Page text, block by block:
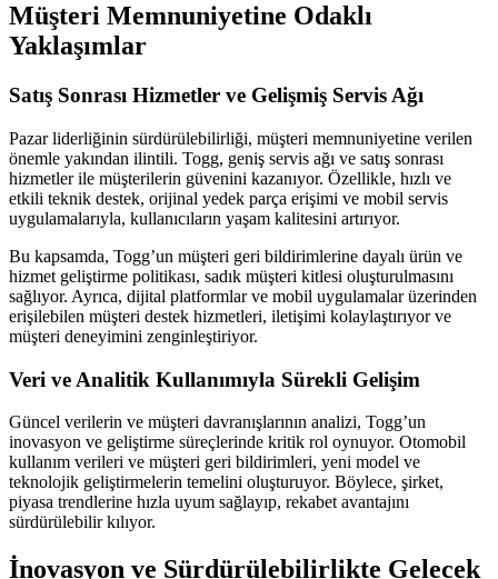
Müşteri Memnuniyetine Odaklı
Yaklaşımlar
Satış Sonrası Hizmetler ve Gelişmiş Servis Ağı
Pazar liderliğinin sürdürülebilirliği, müşteri memnuniyetine verilen
önemle yakından ilintili. Togg, geniş servis ağı ve satış sonrası
hizmetler ile müşterilerin güvenini kazanıyor. Özellikle, hızlı ve
etkili teknik destek, orijinal yedek parça erişimi ve mobil servis
uygulamalarıyla, kullanıcıların yaşam kalitesini artırıyor.
Bu kapsamda, Togg’un müşteri geri bildirimlerine dayalı ürün ve
hizmet geliştirme politikası, sadık müşteri kitlesi oluşturulmasını
sağlıyor. Ayrıca, dijital platformlar ve mobil uygulamalar üzerinden
erişilebilen müşteri destek hizmetleri, iletişimi kolaylaştırıyor ve
müşteri deneyimini zenginleştiriyor.
Veri ve Analitik Kullanımıyla Sürekli Gelişim
Güncel verilerin ve müşteri davranışlarının analizi, Togg’un
inovasyon ve geliştirme süreçlerinde kritik rol oynuyor. Otomobil
kullanım verileri ve müşteri geri bildirimleri, yeni model ve
teknolojik geliştirmelerin temelini oluşturuyor. Böylece, şirket,
piyasa trendlerine hızla uyum sağlayıp, rekabet avantajını
sürdürülebilir kılıyor.
İnovasyon ve Sürdürülebilirlikte Gelecek